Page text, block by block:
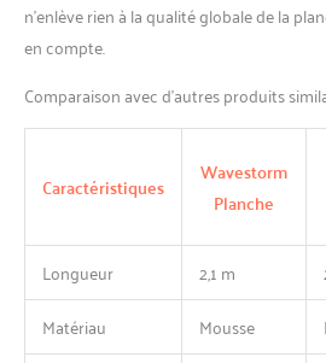
n’enlève rien à la qualité globale de la
en compte.
Comparaison avec d’autres produits
Caractéristiques
Wavestorm
Planche
Longueur 2,1 m
Matériau
Mousse